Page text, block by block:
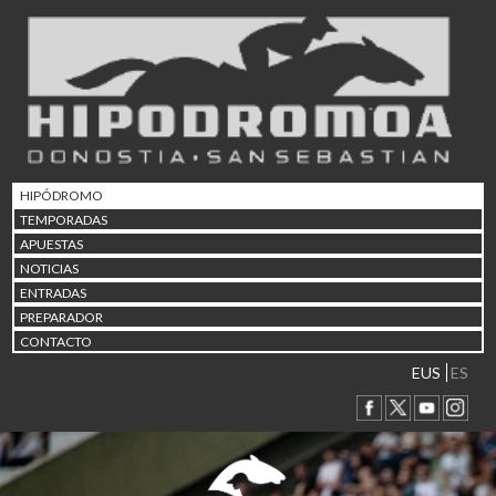
HIPÓDROMO
TEMPORADAS
APUESTAS
NOTICIAS
ENTRADAS
PREPARADOR
CONTACTO
EUS ES
02/08 17:30 Abuztuaren 2a / 2 de
Abuztuaren 9a / 9 de
12/08 12:08 Abuztaren 12a / 12 de
15/08 17:05 Abuztuaren 15a / 15 de
23/08 17:30 Abuztuaren 23a / 23 de
30/08 17:30 Abuztuaren 30a / 30 de
02/09 11:15
06/09 17:30 Irailaren 6a / 6 de
Irailaren 13a / 13 de
30/09 11:30 Irailaren 30a / 30 de